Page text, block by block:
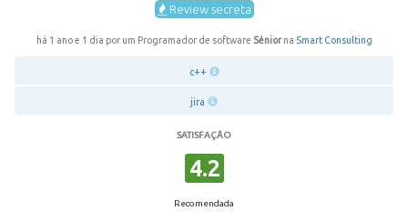
Review secreta
há 1 ano e 1 dia por um Programador de software Séniorna Smart Consulting
c++
jira
SATISFAÇÃO
4.2
Recomendada